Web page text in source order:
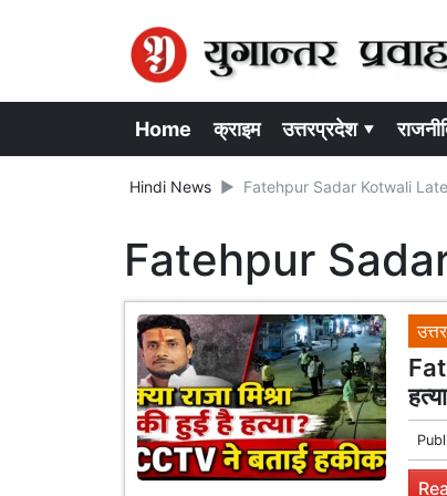
Home क्राइम उत्तरप्रदेश ▾
Hindi News Fatehpur Sadar Kotwali
Fatehpur